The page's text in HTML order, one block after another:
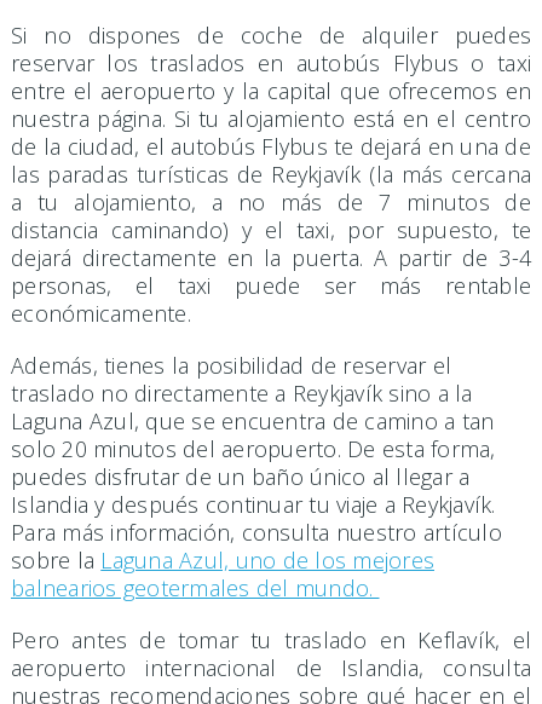
Si no dispones de coche de alquiler puedes
reservar los traslados en autobús Flybus o taxi
entre el aeropuerto y la capital que ofrecemos en
nuestra página. Si tu alojamiento está en el centro
de la ciudad, el autobús Flybus te dejará en una de
las paradas turísticas de Reykjavík (la más cercana
a tu alojamiento, a no más de 7 minutos de
distancia caminando) y el taxi, por supuesto, te
dejará directamente en la puerta. A partir de 3-4
personas, el taxi puede ser más rentable
económicamente.
Además, tienes la posibilidad de reservar el
traslado no directamente a Reykjavík sino a la
Laguna Azul, que se encuentra de camino a tan
solo 20 minutos del aeropuerto. De esta forma,
puedes disfrutar de un baño único al llegar a
Islandia y después continuar tu viaje a Reykjavík.
Para más información, consulta nuestro artículo
sobre la Laguna Azul, uno de los mejores
balnearios geotermales del mundo.
Pero antes de tomar tu traslado en Keflavík, el
aeropuerto internacional de Islandia, consulta
nuestras recomendaciones sobre qué hacer en el